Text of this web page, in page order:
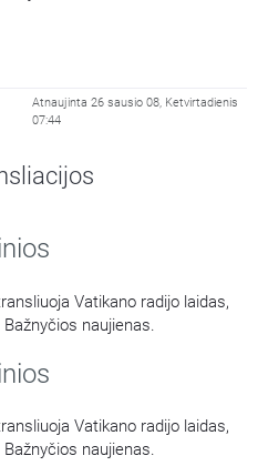
Atnaujinta 26 sausio 08, Ketvirtadienis
07:44
Vatikano radijo laidas,
naujienas.
Vatikano radijo laidas,
naujienas.